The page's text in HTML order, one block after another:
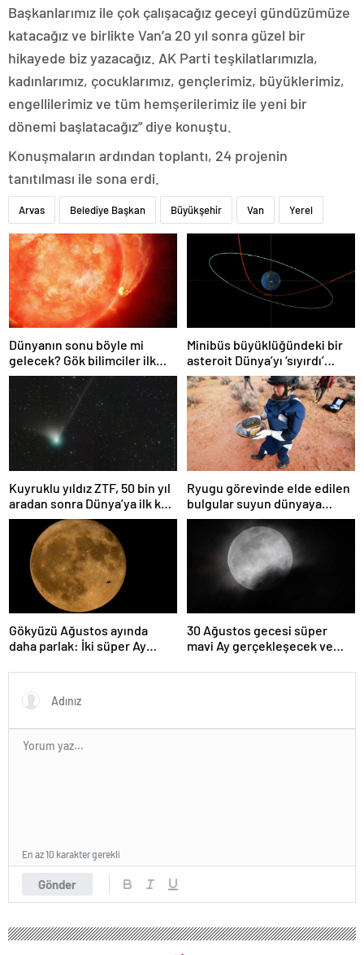
Başkanlarımız ile çok çalışacağız geceyi gündüzümüze
katacağız ve birlikte Van’a 20 yıl sonra güzel bir
hikayede biz yazacağız. AK Parti teşkilatlarımızla,
kadınlarımız, çocuklarımız, gençlerimiz, büyüklerimiz,
engellilerimiz ve tüm hemşerilerimiz ile yeni bir
dönemi başlatacağız” diye konuştu.
Konuşmaların ardından toplantı, 24 projenin
tanıtılması ile sona erdi.
Arvas Belediye Başkan Büyükşehir Van Yerel
Dünyanın sonu böyle mi
gelecek? Gök bilimciler ilk
kez sönen yıldızın gezegeni
yutmasına tanık oldu
Minibüs büyüklüğündeki bir
asteroit Dünya’yı ‘sıyırdı’
geçti
Kuyruklu yıldız ZTF, 50 bin yıl
aradan sonra Dünya’ya ilk kez
çok yaklaşacak
Ryugu görevinde elde edilen
bulgular suyun dünyaya
asteroitlerce getirilmiş
olabileceğini gösteriyor
Gökyüzü Ağustos ayında
daha parlak: İki süper Ay
30 Ağustos gecesi süper
mavi Ay gerçekleşecek ve
olacak
Gönder
En az 10 karakter gerekli